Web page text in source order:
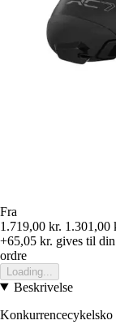
Fra
1.719,00 kr. 1.301,00
+65,05 kr. gives til
ordre
Loading...
Beskrivelse